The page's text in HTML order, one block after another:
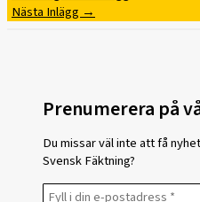
Nästa Inlägg→
Prenumerera på
Du missar väl inte att få
Svensk Fäktning?